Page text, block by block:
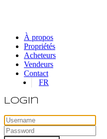
À propos
Propriétés
Acheteurs
Vendeurs
Contact
FR
Login